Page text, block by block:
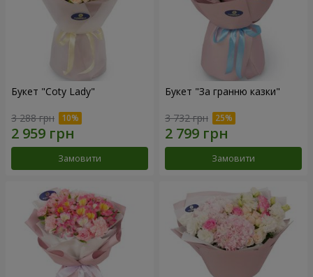
Букет "Coty Lady"
3 288 грн
Замовити
Букет "За гранню казки"
3 732 грн
Замовити